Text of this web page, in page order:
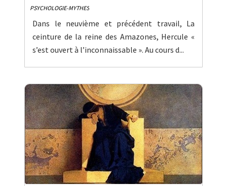
PSYCHOLOGIE-MYTHES
Dans le neuvième et précédent travail, La
ceinture de la reine des Amazones, Hercule «
s’est ouvert à l’inconnaissable ». Au cours d...